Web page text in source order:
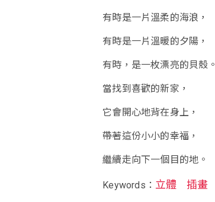
有時是一片溫柔的海浪，
有時是一片溫暖的夕陽，
有時，是一枚漂亮的貝殼。
當找到喜歡的新家，
它會開心地背在身上，
帶著這份小小的幸福，
繼續走向下一個目的地。
Keywords： 立體 插畫